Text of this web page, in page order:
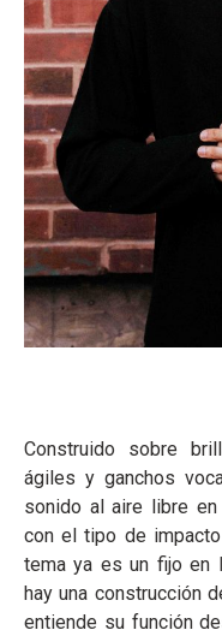
Construido sobre
ágiles y ganchos
sonido al aire libre en
con el tipo de
tema ya es un fijo en
hay una construcción
entiende su función